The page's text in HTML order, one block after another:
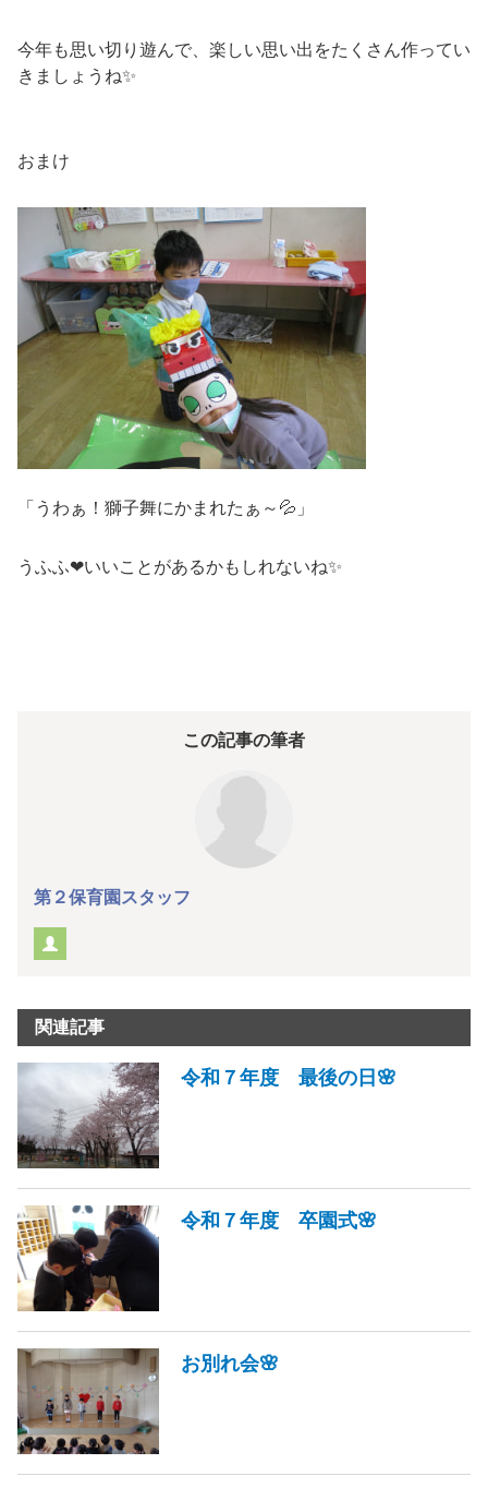
今年も思い切り遊んで、楽しい思い出をたくさん作ってい
きましょうね✨
おまけ
「うわぁ！獅子舞にかまれたぁ～💦」
うふふ❤いいことがあるかもしれないね✨
この記事の筆者
第２保育園スタッフ
関連記事
令和７年度 最後の日🌸
令和７年度 卒園式🌸
お別れ会🌸